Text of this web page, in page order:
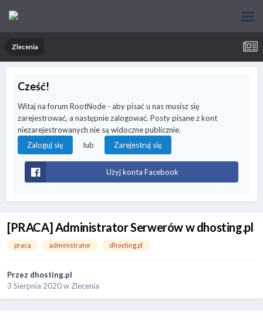
Zlecenia
Cześć!
Witaj na forum RootNode - aby pisać u nas musisz się
zarejestrować, a następnie zalogować. Posty pisane z kont
niezarejestrowanych nie są widoczne publicznie.
Zaloguj się
lub Zarejestruj się
Użyj konta Facebook
[PRACA] Administrator Serwerów w dhosting.pl
praca administrator dhosting.pl
Przez dhosting.pl
3 Sierpnia 2020wZlecenia